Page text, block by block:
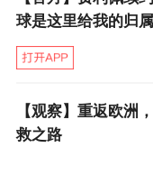
又增添了一名伤员
本周六（5月
耳曼队医将对内
示恢复得好，他
场地上奔跑和在
球是这里给我的归属
【观察】重返欧洲
救之路